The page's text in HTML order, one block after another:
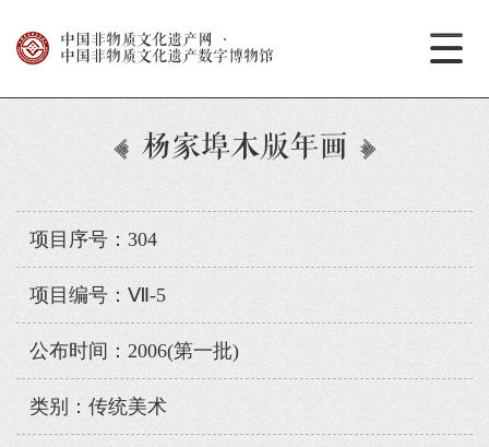
中国非物质文化遗产网
·
中国非物质文化遗产数字博物馆
杨家埠木版年画
项目序号：304
项目编号：Ⅶ-5
公布时间：2006(第一批)
类别：传统美术